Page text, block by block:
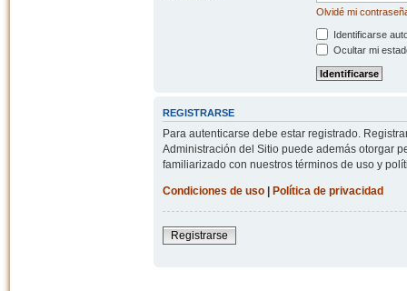
Olvidé mi
Identificarse
Ocultar mi
REGISTRARSE
Para autenticarse debe estar registrado.
Administración del Sitio puede además otorgar
familiarizado con nuestros términos de uso y
Condiciones de uso| Política de privacidad
Registrarse